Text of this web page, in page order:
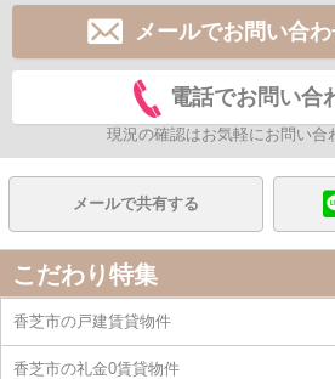
メールでお問い合
電話でお問い合
現況の確認はお気軽にお問い合
メールで共有する
こだわり特集
香芝市の戸建賃貸物件
香芝市の礼金0賃貸物件